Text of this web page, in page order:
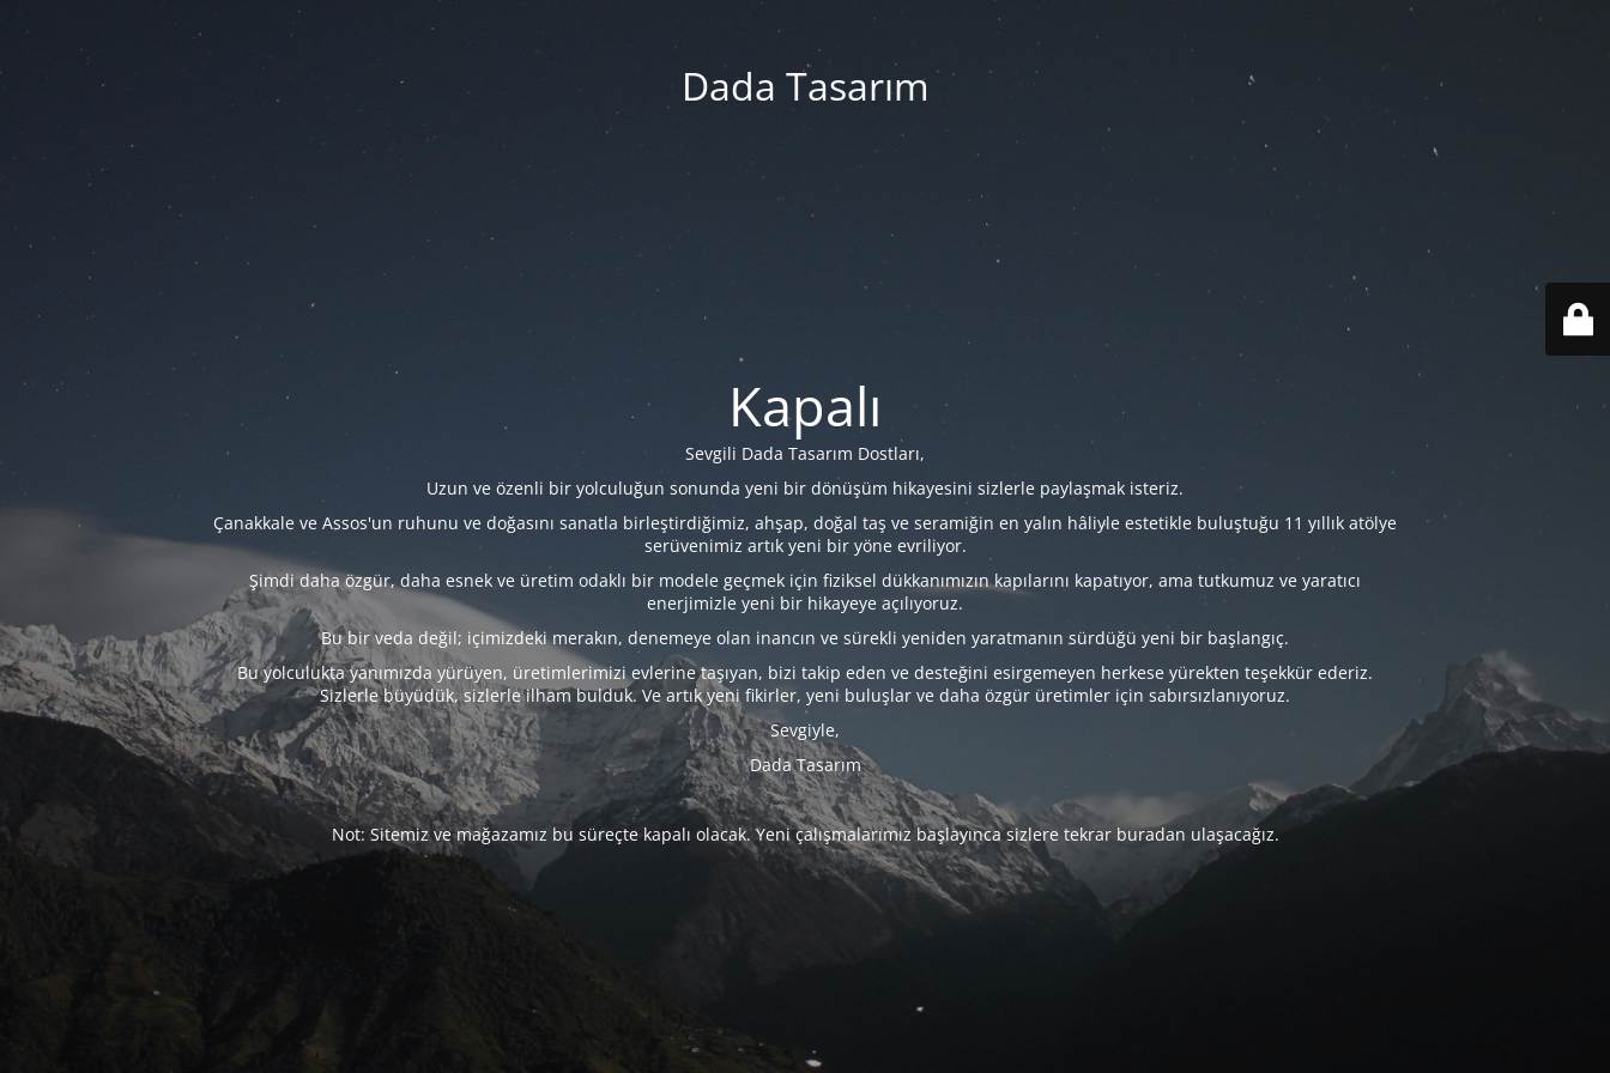
Dada Tasarım
Kapalı
Sevgili Dada Tasarım Dostları,
Uzun ve özenli bir yolculuğun sonunda yeni bir dönüşüm hikayesini sizlerle paylaşmak isteriz.
Çanakkale ve Assos'un ruhunu ve doğasını sanatla birleştirdiğimiz, ahşap, doğal taş ve seramiğin en yalın hâliyle estetikle buluştuğu 11 yıllık atölye
serüvenimiz artık yeni bir yöne evriliyor.
Şimdi daha özgür, daha esnek ve üretim odaklı bir modele geçmek için fiziksel dükkanımızın kapılarını kapatıyor, ama tutkumuz ve yaratıcı
enerjimizle yeni bir hikayeye açılıyoruz.
Bu bir veda değil; içimizdeki merakın, denemeye olan inancın ve sürekli yeniden yaratmanın sürdüğü yeni bir başlangıç.
Bu yolculukta yanımızda yürüyen, üretimlerimizi evlerine taşıyan, bizi takip eden ve desteğini esirgemeyen herkese yürekten teşekkür ederiz.
Sizlerle büyüdük, sizlerle ilham bulduk. Ve artık yeni fikirler, yeni buluşlar ve daha özgür üretimler için sabırsızlanıyoruz.
Sevgiyle,
Dada Tasarım
Not: Sitemiz ve mağazamız bu süreçte kapalı olacak. Yeni çalışmalarımız başlayınca sizlere tekrar buradan ulaşacağız.